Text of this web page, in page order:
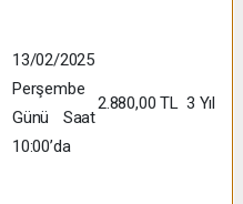
13/02/2025
Perşembe
Günü Saat
10:00’da
2.880,00 TL 3 Yıl